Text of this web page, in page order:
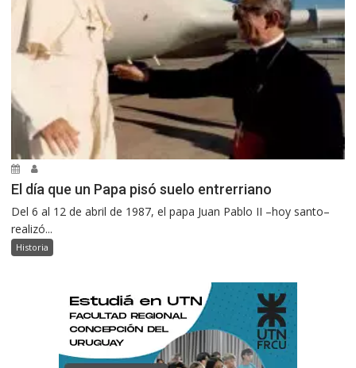
El día que un Papa pisó suelo entrerriano
Del 6 al 12 de abril de 1987, el papa Juan Pablo II –hoy santo–
realizó...
Historia